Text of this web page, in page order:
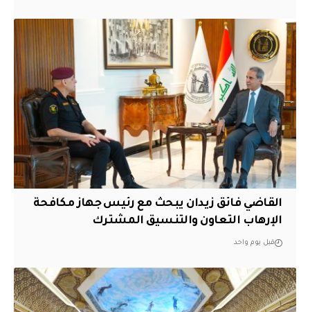
القاضي فائق زيدان يبحث مع رئيس جهاز مكافحة
الإرهاب التعاون والتنسيق المشترك
قبل يوم واحد